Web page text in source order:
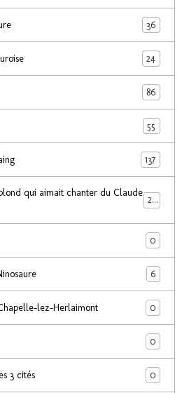
36
24
86
55
137
qui aimait chanter du Claude
24
0
6
lez-Herlaimont 0
0
3 cités 0